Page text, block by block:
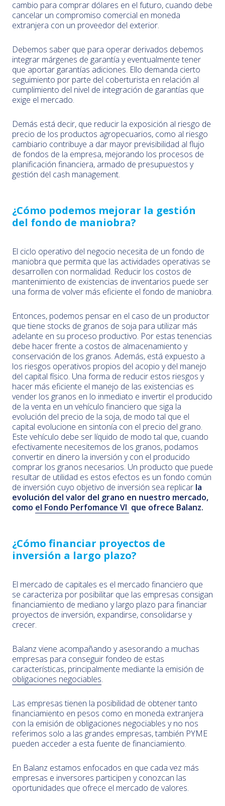
cambio para comprar dólares en el futuro, cuando debe
cancelar un compromiso comercial en moneda
extranjera con un proveedor del exterior.
Debemos saber que para operar derivados debemos
integrar márgenes de garantía y eventualmente tener
que aportar garantías adiciones. Ello demanda cierto
seguimiento por parte del coberturista en relación al
cumplimiento del nivel de integración de garantías que
exige el mercado.
Demás está decir, que reducir la exposición al riesgo de
precio de los productos agropecuarios, como al riesgo
cambiario contribuye a dar mayor previsibilidad al flujo
de fondos de la empresa, mejorando los procesos de
planificación financiera, armado de presupuestos y
gestión del cash management.
¿Cómo podemos mejorar la gestión
del fondo de maniobra?
El ciclo operativo del negocio necesita de un fondo de
maniobra que permita que las actividades operativas se
desarrollen con normalidad. Reducir los costos de
mantenimiento de existencias de inventarios puede ser
una forma de volver más eficiente el fondo de maniobra.
Entonces, podemos pensar en el caso de un productor
que tiene stocks de granos de soja para utilizar más
adelante en su proceso productivo. Por estas tenencias
debe hacer frente a costos de almacenamiento y
conservación de los granos. Además, está expuesto a
los riesgos operativos propios del acopio y del manejo
del capital físico. Una forma de reducir estos riesgos y
hacer más eficiente el manejo de las existencias es
vender los granos en lo inmediato e invertir el producido
de la venta en un vehículo financiero que siga la
evolución del precio de la soja, de modo tal que el
capital evolucione en sintonía con el precio del grano.
Este vehículo debe ser líquido de modo tal que, cuando
efectivamente necesitemos de los granos, podamos
convertir en dinero la inversión y con el producido
comprar los granos necesarios. Un producto que puede
resultar de utilidad es estos efectos es un fondo común
de inversión cuyo objetivo de inversión sea replicar la
evolución del valor del grano en nuestro mercado,
como el Fondo Perfomance VI que ofrece Balanz.
¿Cómo financiar proyectos de
inversión a largo plazo?
El mercado de capitales es el mercado financiero que
se caracteriza por posibilitar que las empresas consigan
financiamiento de mediano y largo plazo para financiar
proyectos de inversión, expandirse, consolidarse y
crecer.
Balanz viene acompañando y asesorando a muchas
empresas para conseguir fondeo de estas
características, principalmente mediante la emisión de
obligaciones negociables.
Las empresas tienen la posibilidad de obtener tanto
financiamiento en pesos como en moneda extranjera
con la emisión de obligaciones negociables y no nos
referimos solo a las grandes empresas, también PYME
pueden acceder a esta fuente de financiamiento.
En Balanz estamos enfocados en que cada vez más
empresas e inversores participen y conozcan las
oportunidades que ofrece el mercado de valores.